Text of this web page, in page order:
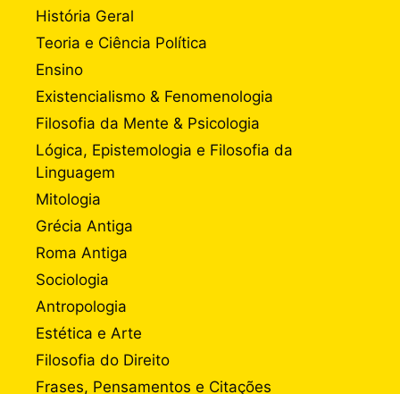
História Geral
Teoria e Ciência Política
Ensino
Existencialismo & Fenomenologia
Filosofia da Mente & Psicologia
Lógica, Epistemologia e Filosofia da
Linguagem
Mitologia
Grécia Antiga
Roma Antiga
Sociologia
Antropologia
Estética e Arte
Filosofia do Direito
Frases, Pensamentos e Citações